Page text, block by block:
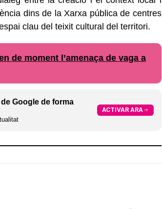
dins de la Xarxa pública de centres
clau del teixit cultural del territori.
de moment l’amenaça de vaga a
Google de forma
ACTIVAR ARA